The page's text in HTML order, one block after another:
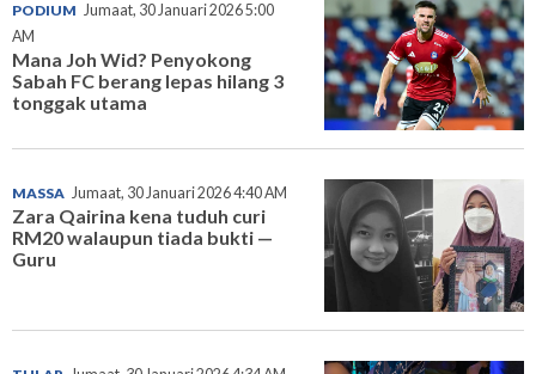
PODIUM Jumaat, 30 Januari 2026 5:00
AM
Mana Joh Wid? Penyokong
Sabah FC berang lepas hilang 3
tonggak utama
MASSA Jumaat, 30 Januari 2026 4:40 AM
Zara Qairina kena tuduh curi
RM20 walaupun tiada bukti —
Guru